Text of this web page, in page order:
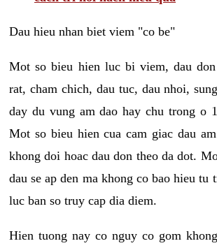
Dau hieu nhan biet viem "co be"
Mot so bieu hien luc bi viem, dau
rat, cham chich, dau tuc, dau nhoi,
day du vung am dao hay chu trong o
Mot so bieu hien cua cam giac dau
khong doi hoac dau don theo da dot.
dau se ap den ma khong co bao hieu tu
luc ban so truy cap dia diem.
Hien tuong nay co nguy co gom